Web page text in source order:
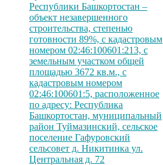
Республики Башкортостан –
объект незавершенного
строительства, степенью
готовности 89%, с кадастровым
номером 02:46:100601:213, с
земельным участком общей
площадью 3672 кв.м., с
кадастровым номером
02:46:100601:5, расположенное
по адресу: Республика
Башкортостан, муниципальный
район Туймазинский, сельское
поселение Гафуровский
сельсовет д. Никитинка ул.
Центральная д. 72